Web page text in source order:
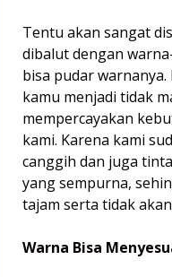
Tentu akan sangat
dibalut dengan
bisa pudar
kamu menjadi tidak
mempercayakan
kami. Karena kami
canggih dan juga
yang sempurna,
tajam serta tidak
Warna Bisa